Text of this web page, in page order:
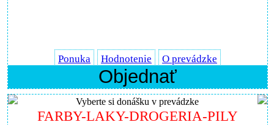
Ponuka Hodnotenie O prevádzke
Objednať
Vyberte si donášku v prevádzke
FARBY-LAKY-DROGERIA-PILY